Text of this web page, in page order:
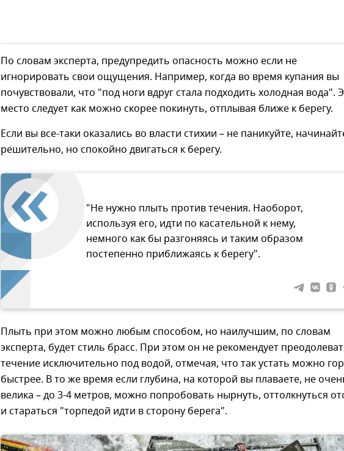
По словам эксперта, предупредить опасность можно если не
игнорировать свои ощущения. Например, когда во время купания вы
почувствовали, что "под ноги вдруг стала подходить холодная вода".
место следует как можно скорее покинуть, отплывая ближе к берегу.
Если вы все-таки оказались во власти стихии – не паникуйте,
решительно, но спокойно двигаться к берегу.
"Не нужно плыть против течения. Наоборот,
используя его, идти по касательной к нему,
немного как бы разгоняясь и таким образом
постепенно приближаясь к берегу".
Плыть при этом можно любым способом, но наилучшим, по словам
эксперта, будет стиль брасс. При этом он не рекомендует
течение исключительно под водой, отмечая, что так устать можно
быстрее. В то же время если глубина, на которой вы плаваете, не
велика – до 3-4 метров, можно попробовать нырнуть, оттолкнуться
и стараться "торпедой идти в сторону берега".